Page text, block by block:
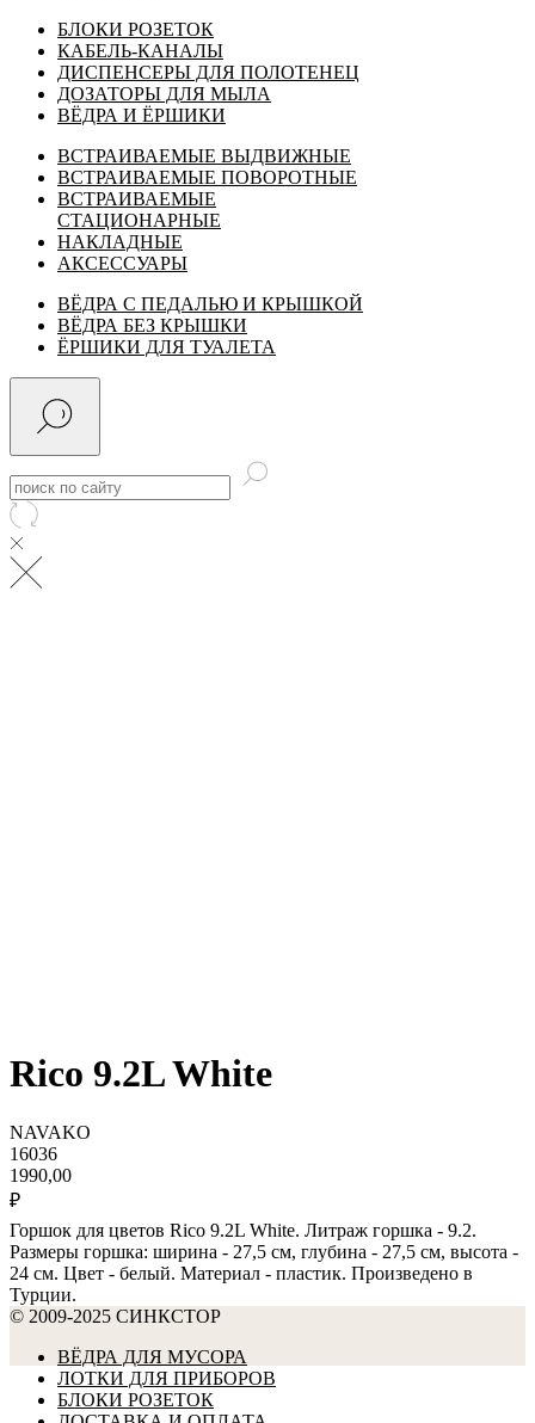
БЛОКИ РОЗЕТОК
КАБЕЛЬ-КАНАЛЫ
ДИСПЕНСЕРЫ ДЛЯ ПОЛОТЕНЕЦ
ДОЗАТОРЫ ДЛЯ МЫЛА
ВЁДРА И ЁРШИКИ
ВСТРАИВАЕМЫЕ ВЫДВИЖНЫЕ
ВСТРАИВАЕМЫЕ ПОВОРОТНЫЕ
ВСТРАИВАЕМЫЕ
СТАЦИОНАРНЫЕ
НАКЛАДНЫЕ
АКСЕССУАРЫ
ВЁДРА С ПЕДАЛЬЮ И КРЫШКОЙ
ВЁДРА БЕЗ КРЫШКИ
ЁРШИКИ ДЛЯ ТУАЛЕТА
Rico 9.2L White
NAVAKO
16036
1990,00
₽
Горшок для цветов Rico 9.2L White. Литраж горшка - 9.2.
Размеры горшка: ширина - 27,5 см, глубина - 27,5 см, высота -
24 см. Цвет - белый. Материал - пластик. Произведено в
Турции.
© 2009-2025 СИНКСТОР
ВЁДРА ДЛЯ МУСОРА
ЛОТКИ ДЛЯ ПРИБОРОВ
БЛОКИ РОЗЕТОК